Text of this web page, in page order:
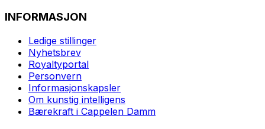
INFORMASJON
Ledige stillinger
Nyhetsbrev
Royaltyportal
Personvern
Informasjonskapsler
Om kunstig intelligens
Bærekraft i Cappelen Damm